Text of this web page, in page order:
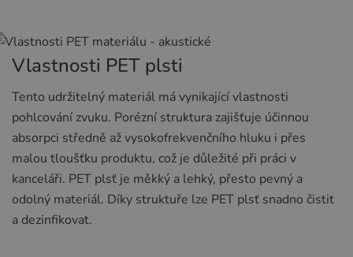
Vlastnosti PET plsti
Tento udržitelný materiál má vynikající vlastnosti
pohlcování zvuku. Porézní struktura zajišťuje účinnou
absorpci středně až vysokofrekvenčního hluku i přes
malou tloušťku produktu, což je důležité při práci v
kanceláři. PET plsť je měkký a lehký, přesto pevný a
odolný materiál. Díky struktuře lze PET plsť snadno čistit
a dezinfikovat.